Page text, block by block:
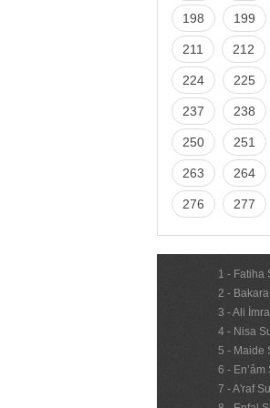
198 199
211 212
224 225
237 238
250 251
263 264
276 277
1 - Fatiha
2 -
3 - Ali
4 - Nisa
5 - Maide
6 - En’âm
7 - A'raf